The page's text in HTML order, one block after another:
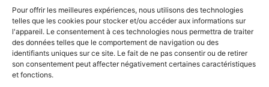
Pour offrir les meilleures expériences, nous utilisons des technologies
telles que les cookies pour stocker et/ou accéder aux informations sur
l'appareil. Le consentement à ces technologies nous permettra de traiter
des données telles que le comportement de navigation ou des
identifiants uniques sur ce site. Le fait de ne pas consentir ou de retirer
son consentement peut affecter négativement certaines caractéristiques
et fonctions.